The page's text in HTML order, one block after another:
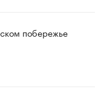
побережье